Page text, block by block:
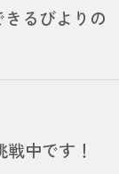
るびよりの
中です！